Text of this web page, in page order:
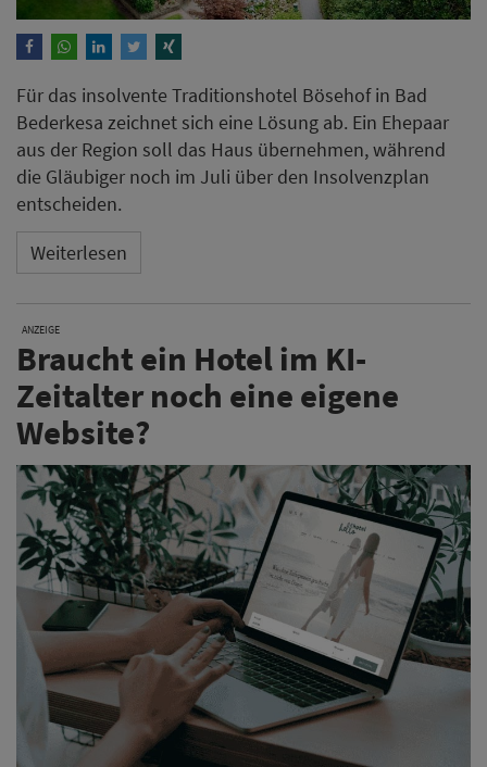
Für das insolvente Traditionshotel Bösehof in Bad
Bederkesa zeichnet sich eine Lösung ab. Ein Ehepaar
aus der Region soll das Haus übernehmen, während
die Gläubiger noch im Juli über den Insolvenzplan
entscheiden.
Weiterlesen
ANZEIGE
Braucht ein Hotel im KI-
Zeitalter noch eine eigene
Website?